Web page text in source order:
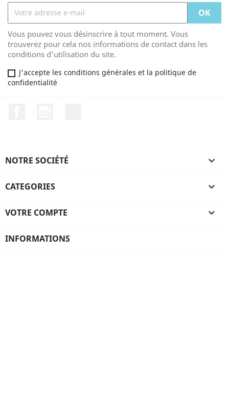
Vous pouvez vous désinscrire à tout moment. Vous
trouverez pour cela nos informations de contact dans les
conditions d'utilisation du site.
J'accepte les conditions générales et la politique de
confidentialité
NOTRE SOCIÉTÉ 
CATEGORIES 
VOTRE COMPTE 
INFORMATIONS